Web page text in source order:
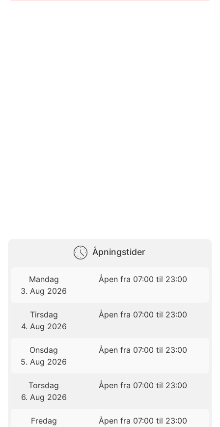
Åpningstider
Mandag
3. Aug 2026
Åpen fra 07:00 til 23:00
Tirsdag
4. Aug 2026
Åpen fra 07:00 til 23:00
Onsdag
5. Aug 2026
Åpen fra 07:00 til 23:00
Torsdag
6. Aug 2026
Åpen fra 07:00 til 23:00
Fredag
Åpen fra 07:00 til 23:00